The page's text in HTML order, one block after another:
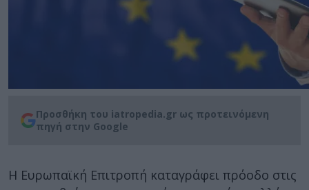
Προσθήκη του iatropedia.gr ως προτεινόμενη
πηγή στην Google
Η Ευρωπαϊκή Επιτροπή καταγράφει πρόοδο στις